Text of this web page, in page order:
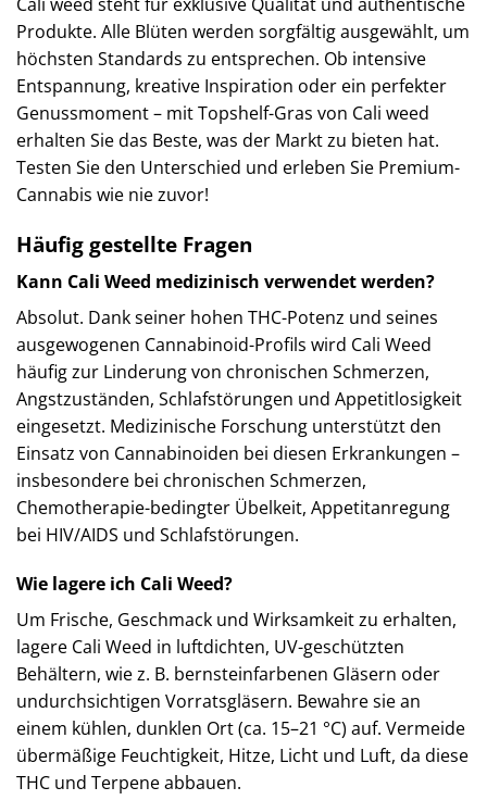
Produkte. Alle Blüten werden sorgfältig ausgewählt, um
höchsten Standards zu entsprechen. Ob intensive
Entspannung, kreative Inspiration oder ein perfekter
Genussmoment – ​​mit Topshelf-Gras von Cali weed
erhalten Sie das Beste, was der Markt zu bieten hat.
Testen Sie den Unterschied und erleben Sie Premium-
Cannabis wie nie zuvor!
Häufig gestellte Fragen
Kann Cali Weed medizinisch verwendet werden?
Absolut. Dank seiner hohen THC-Potenz und seines
ausgewogenen Cannabinoid-Profils wird Cali Weed
häufig zur Linderung von chronischen Schmerzen,
Angstzuständen, Schlafstörungen und Appetitlosigkeit
eingesetzt. Medizinische Forschung unterstützt den
Einsatz von Cannabinoiden bei diesen Erkrankungen –
insbesondere bei chronischen Schmerzen,
Chemotherapie-bedingter Übelkeit, Appetitanregung
bei HIV/AIDS und Schlafstörungen.
Wie lagere ich Cali Weed?
Um Frische, Geschmack und Wirksamkeit zu erhalten,
lagere Cali Weed in luftdichten, UV-geschützten
Behältern, wie z. B. bernsteinfarbenen Gläsern oder
undurchsichtigen Vorratsgläsern. Bewahre sie an
einem kühlen, dunklen Ort (ca. 15–21 °C) auf. Vermeide
übermäßige Feuchtigkeit, Hitze, Licht und Luft, da diese
THC und Terpene abbauen.